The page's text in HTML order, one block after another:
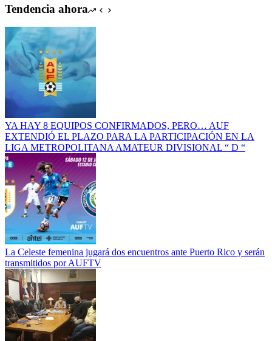
Tendencia ahora
YA HAY 8 EQUIPOS CONFIRMADOS, PERO… AUF
EXTENDIÓ EL PLAZO PARA LA PARTICIPACIÓN EN LA
LIGA METROPOLITANA AMATEUR DIVISIONAL “ D “
La Celeste femenina jugará dos encuentros ante Puerto Rico y serán
transmitidos por AUFTV